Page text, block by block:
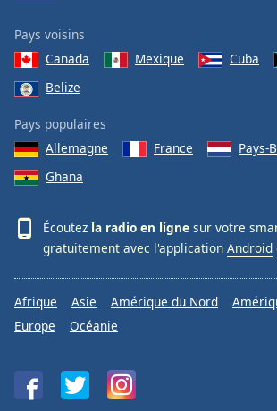
Pays voisins
Canada
Mexique Cuba
Belize
Pays populaires
Allemagne
France
Pays-
Ghana
Écoutez la radio en ligne sur votre
gratuitement avec l'application Android
Afrique Asie Amérique du Nord
Europe
Océanie